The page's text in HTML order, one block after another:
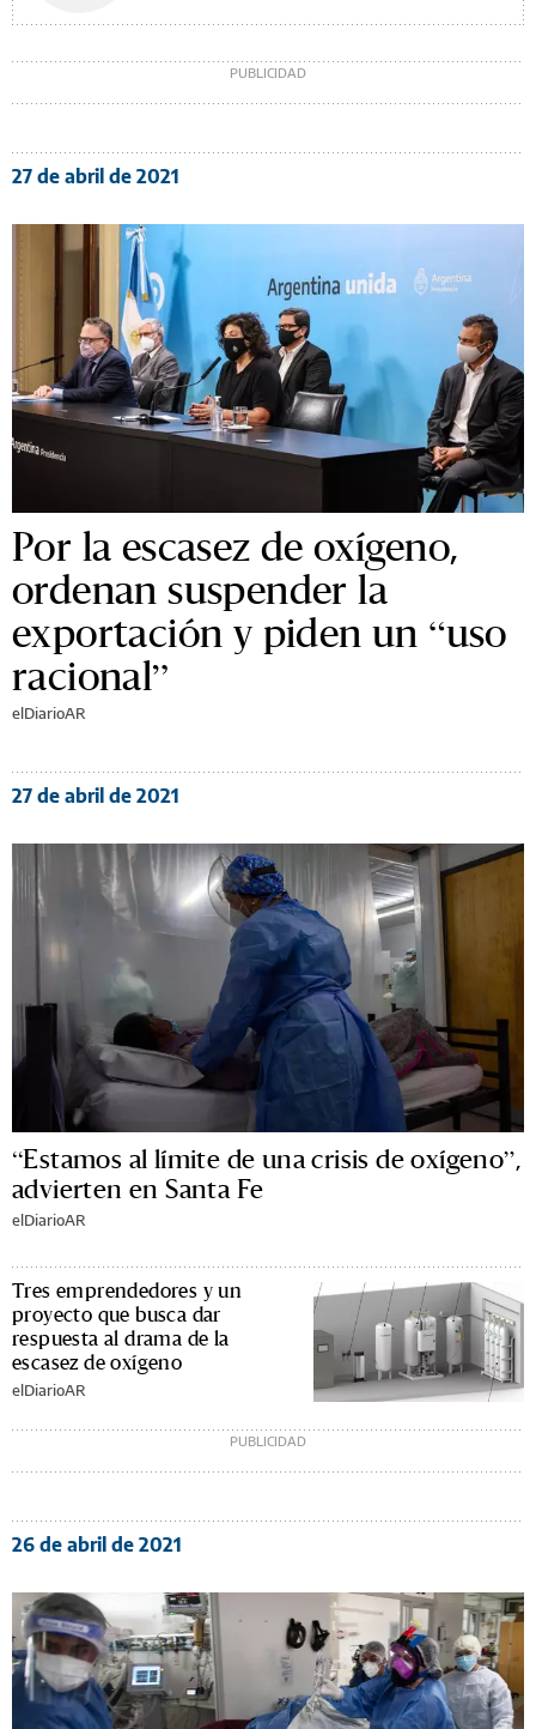
27 de abril de 2021
Por la escasez de oxígeno,
ordenan suspender la
exportación y piden un “uso
racional”
elDiarioAR
27 de abril de 2021
“Estamos al límite de una crisis de oxígeno”,
advierten en Santa Fe
elDiarioAR
Tres emprendedores y un
proyecto que busca dar
respuesta al drama de la
escasez de oxígeno
elDiarioAR
26 de abril de 2021